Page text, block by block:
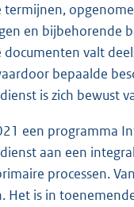
termijnen,
en bijbehorende
documenten valt
bepaalde
is zich bewust
een programma
aan een
processen.
Het is in